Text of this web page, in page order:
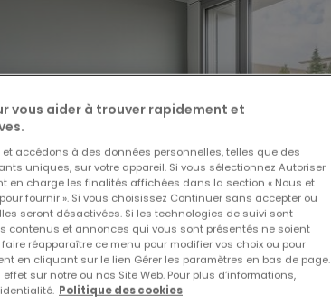
vous aider à trouver rapidement et
accédons à des données personnelles, telles que des
uniques, sur votre appareil. Si vous sélectionnez Autoriser
en charge les finalités affichées dans la section « Nous et
fournir ». Si vous choisissez Continuer sans accepter ou
seront désactivées. Si les technologies de suivi sont
contenus et annonces qui vous sont présentés ne soient
réapparaître ce menu pour modifier vos choix ou pour
en cliquant sur le lien Gérer les paramètres en bas de page.
sur notre ou nos Site Web. Pour plus d’informations,
Politique des cookies